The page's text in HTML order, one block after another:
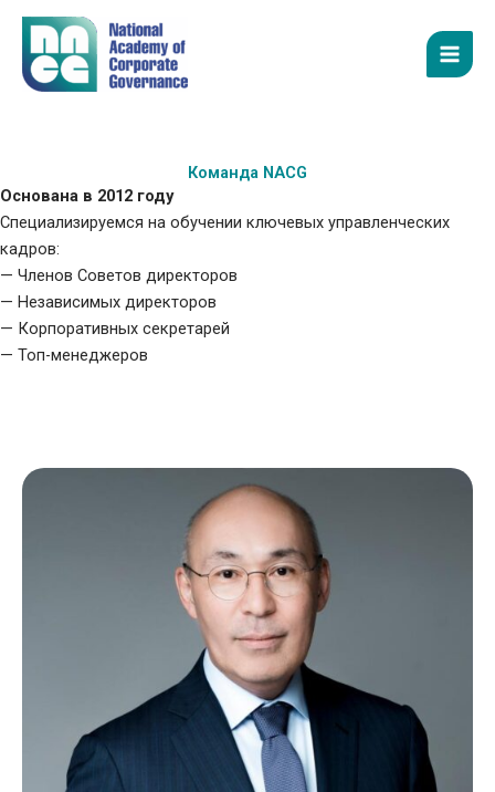
Перейти
содержимому
Команда NACG
Основана в 2012 году
Специализируемся на обучении ключевых управленческих
кадров:
— Членов Советов директоров
— Независимых директоров
— Корпоративных секретарей
— Топ-менеджеров